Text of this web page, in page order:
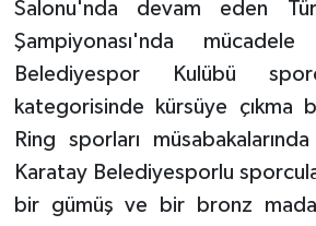
Salonu'nda devam eden
Şampiyonası'nda
Belediyespor Kulübü
kategorisinde kürsüye çıkma
Ring sporları
Karatay Belediyesporlu
bir gümüş ve bir bronz